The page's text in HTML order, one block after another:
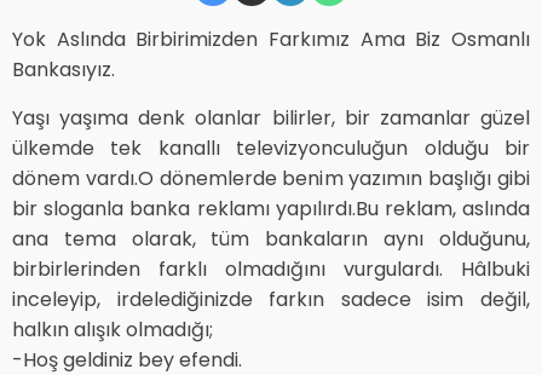
Yok Aslında Birbirimizden Farkımız Ama Biz Osmanlı
Bankasıyız.
Yaşı yaşıma denk olanlar bilirler, bir zamanlar güzel
ülkemde tek kanallı televizyonculuğun olduğu bir
dönem vardı.O dönemlerde benim yazımın başlığı gibi
bir sloganla banka reklamı yapılırdı.Bu reklam, aslında
ana tema olarak, tüm bankaların aynı olduğunu,
birbirlerinden farklı olmadığını vurgulardı. Hâlbuki
inceleyip, irdelediğinizde farkın sadece isim değil,
halkın alışık olmadığı;
-Hoş geldiniz bey efendi.